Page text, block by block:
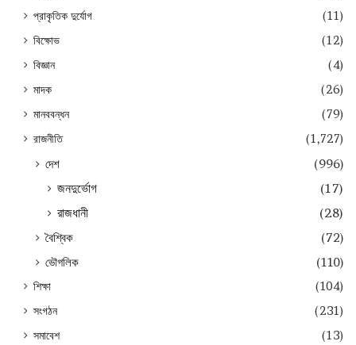
প্রাকৃতিক দুর্যোগ
(11)
বিক্ষোভ
(12)
বিজ্ঞান
(4)
মাদক
(26)
মানববন্ধন
(79)
রাজনীতি
(1,727)
দেশ
(996)
জনদুর্ভোগ
(17)
রাজধানী
(28)
বৈশ্বিক
(72)
ভৌগলিক
(110)
শিক্ষা
(104)
সংগঠন
(231)
সমাবেশ
(13)